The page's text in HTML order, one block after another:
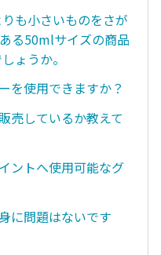
も小さいものをさが
る50mlサイズの商品
ょうか。
を使用できますか？
売しているか教えて
ントへ使用可能なグ
に問題はないです